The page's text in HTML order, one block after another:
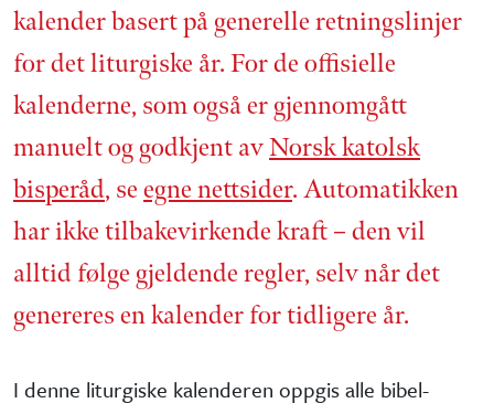
kalender basert på generelle retnings­linjer
for det liturgiske år. For de offisielle
kalenderne, som også er gjennom­gått
manuelt og godkjent avNorsk katolsk
bisperåd, se egne nettsider. Automatikken
har ikke tilbake­virkende kraft – den vil
alltid følge gjeldende regler, selv når det
genereres en kalender for tidligere år.
I denne liturgiske kalenderen oppgis alle bibel­